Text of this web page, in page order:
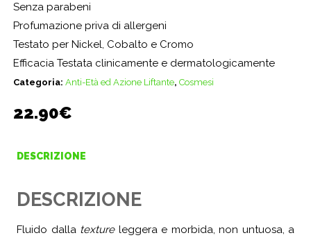
Senza parabeni
Profumazione priva di allergeni
Testato per Nickel, Cobalto e Cromo
Efficacia Testata clinicamente e dermatologicamente
Categoria: Anti-Età ed Azione Liftante, Cosmesi
22.90€
DESCRIZIONE
DESCRIZIONE
Fluido dalla textureleggera e morbida, non untuosa, a